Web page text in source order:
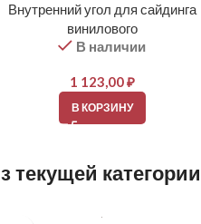
Внутренний угол для сайдинга
винилового
В наличии
1 123,00₽
В КОРЗИНУ
категории